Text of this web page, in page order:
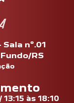
nº.01
RS
às 18:10